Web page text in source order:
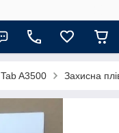
Tab A3500 Захисна